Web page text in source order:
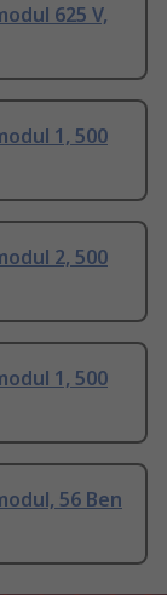
625 V,
1, 500
2, 500
1, 500
56 Ben